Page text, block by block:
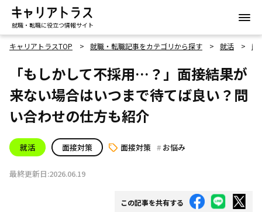
就職・転職に役立つ情報サイト
キャリアトラスTOP 就職・転職記事をカテゴリから探す 就活 面
「もしかして不採用…？」面接結果が
来ない場合はいつまで待てば良い？問
い合わせの仕方も紹介
就活 面接対策 面接対策 お悩み
最終更新日:2026.06.19
この記事を共有する